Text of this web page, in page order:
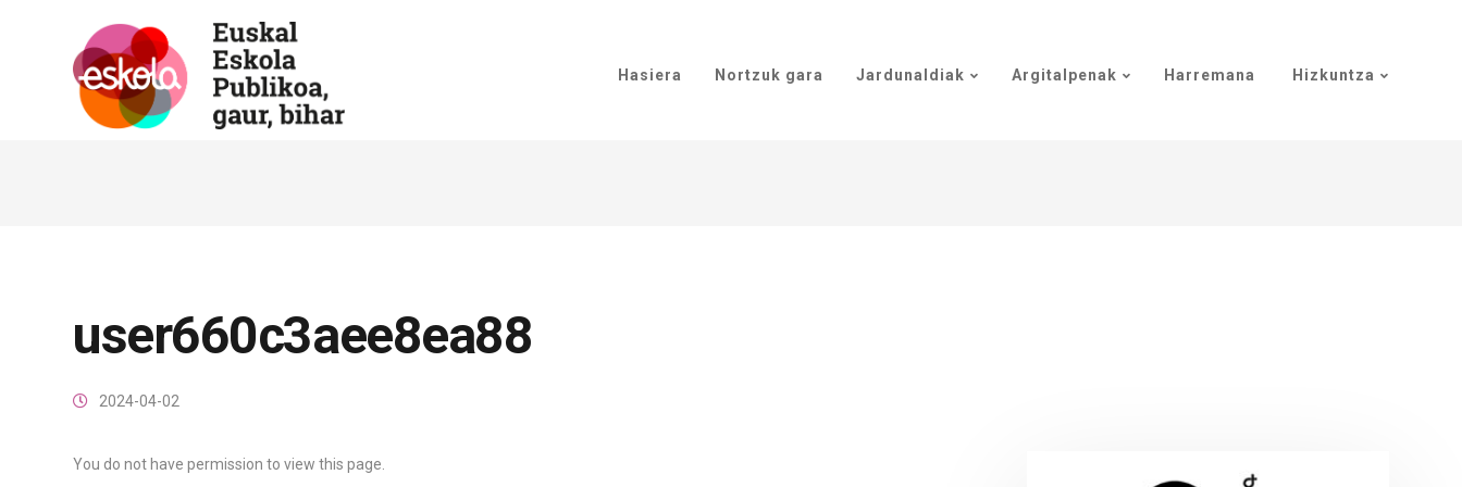
Hasiera Nortzuk gara Jardunaldiak Argitalpenak Harremana Hizkuntza
user660c3aee8ea88
2024-04-02
You do not have permission to view this page.